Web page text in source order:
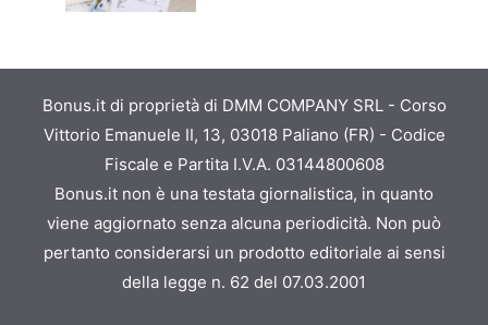
Bonus.it di proprietà di DMM COMPANY SRL - Corso
Vittorio Emanuele II, 13, 03018 Paliano (FR) - Codice
Fiscale e Partita I.V.A. 03144800608
Bonus.it non è una testata giornalistica, in quanto
viene aggiornato senza alcuna periodicità. Non può
pertanto considerarsi un prodotto editoriale ai sensi
della legge n. 62 del 07.03.2001